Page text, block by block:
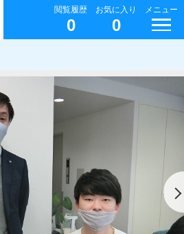
閲覧履歴
0
お気に入り
0
メニュー